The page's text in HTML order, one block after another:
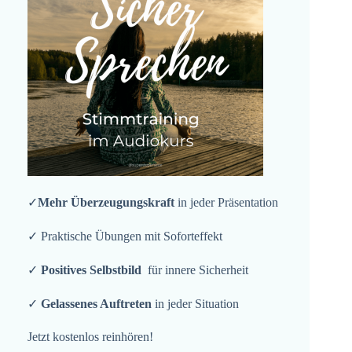
✓Mehr Überzeugungskraft in jeder Präsentation
✓ Praktische Übungen mit Soforteffekt
✓ Positives Selbstbild für innere Sicherheit
✓ Gelassenes Auftreten in jeder Situation
Jetzt kostenlos reinhören!